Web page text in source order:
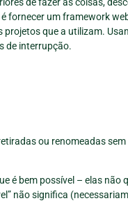
fornecer um framework
que a utilizam.
de interrupção.
ou renomeadas
é bem possível – elas não
não significa